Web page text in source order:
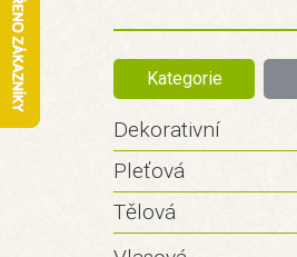
Kategorie
Dekorativní
Pleťová
Tělová